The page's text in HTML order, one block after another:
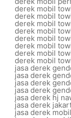
derek mobil
derek mobil
derek mobil
derek mobil
derek mobil
derek mobil
derek mobil
derek mobil
jasa derek
jasa derek
jasa derek
jasa derek
jasa derek hj
jasa derek
jasa derek